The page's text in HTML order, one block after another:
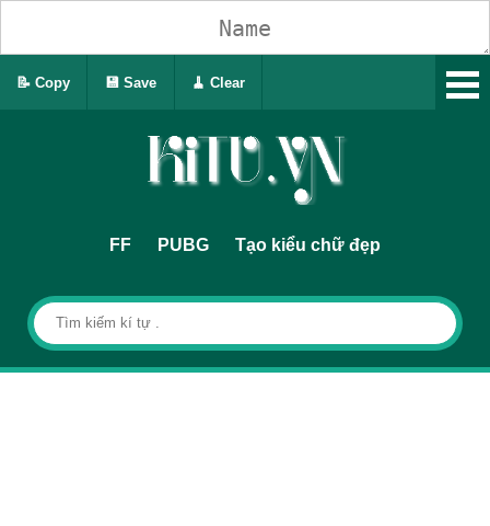
FF PUBG Tạo kiểu chữ đẹp
📝 Copy 💾 Save 🧹 Clear